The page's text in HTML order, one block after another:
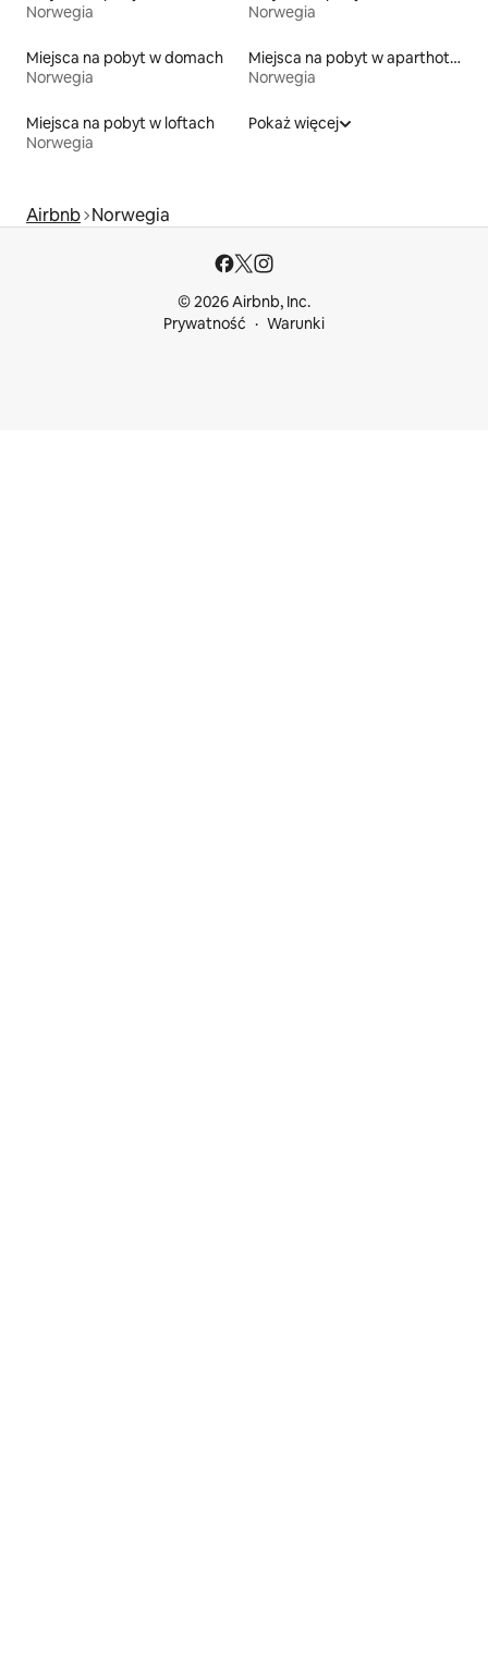
Norwegia
Norwegia
Miejsca na pobyt w domach
Norwegia
Miejsca na pobyt w aparthotelach
Norwegia
Miejsca na pobyt w loftach
Norwegia
Pokaż więcej
Airbnb Norwegia
© 2026 Airbnb, Inc.
Prywatność
Warunki